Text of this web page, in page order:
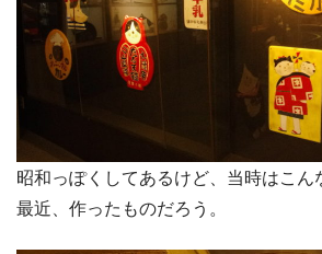
昭和っぽくしてあるけど、当時はこん
最近、作ったものだろう。